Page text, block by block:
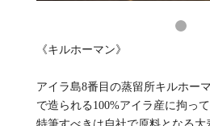
《キルホーマン》
アイラ島8番目の蒸留所キルホー
で造られる100%アイラ産に拘っ